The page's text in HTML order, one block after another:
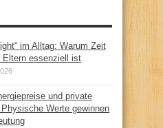
im Alltag: Warum Zeit
Eltern essenziell ist
und private
Werte gewinnen